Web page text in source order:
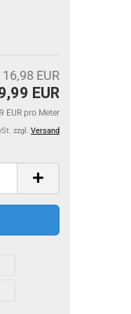
EUR
EUR
EUR pro Meter
zzgl. Versand